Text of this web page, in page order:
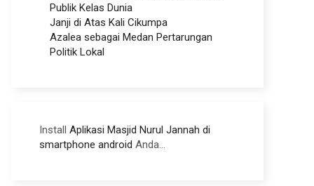
Publik Kelas Dunia
Janji di Atas Kali Cikumpa
Azalea sebagai Medan Pertarungan
Politik Lokal
Install Aplikasi Masjid Nurul Jannah di
smartphone android Anda...